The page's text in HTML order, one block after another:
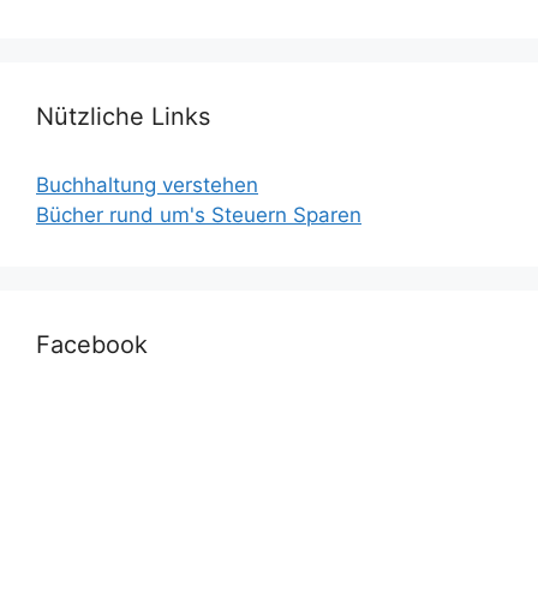
Nützliche Links
Buchhaltung verstehen
Bücher rund um's Steuern Sparen
Facebook